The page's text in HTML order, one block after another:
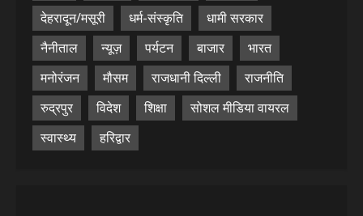
देहरादून/मसूरी
धर्म-संस्कृति
धामी सरकार
नैनीताल
न्यूज़ पर्यटन बाजार
भारत
मनोरंजन
मौसम राजधानी दिल्ली
राजनीति
रुद्रपुर
विदेश शिक्षा
सोशल मीडिया वायरल
स्वास्थ्य
हरिद्वार